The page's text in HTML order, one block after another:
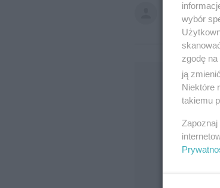
Przemysław
wybór
zgodę
ją
Niektóre
takiemu